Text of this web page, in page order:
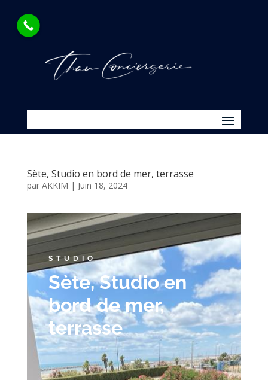
Sète, Studio en bord de mer, terrasse
par AKKIM | Juin 18, 2024
STUDIO
Sète, Studio en
bord de mer,
terrasse